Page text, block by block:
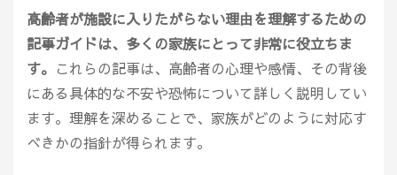
高齢者が施設に入りたがらない理由を理解するための
記事ガイドは、多くの家族にとって非常に役立ちま
す。 これらの記事は、高齢者の心理や感情、その背後
にある具体的な不安や恐怖について詳しく説明してい
ます。理解を深めることで、家族がどのように対応す
べきかの指針が得られます。